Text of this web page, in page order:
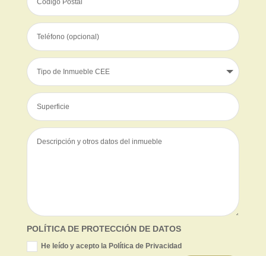
POLÍTICA DE PROTECCIÓN DE DATOS
He leído y acepto la Política de Privacidad